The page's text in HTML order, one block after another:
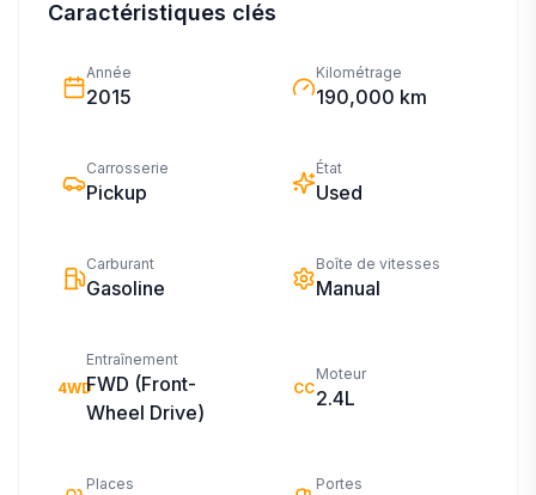
Caractéristiques clés
Année
2015
Kilométrage
190,000 km
Carrosserie
Pickup
État
Used
Carburant
Gasoline
Boîte de vitesses
Manual
4WD
Entraînement
FWD (Front-
Wheel Drive)
CC
Moteur
2.4L
Places Portes